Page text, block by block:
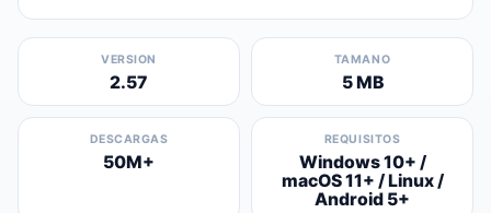
VERSION
2.57
TAMANO
5 MB
DESCARGAS
50M+
REQUISITOS
Windows 10+ /
macOS 11+ / Linux /
Android 5+